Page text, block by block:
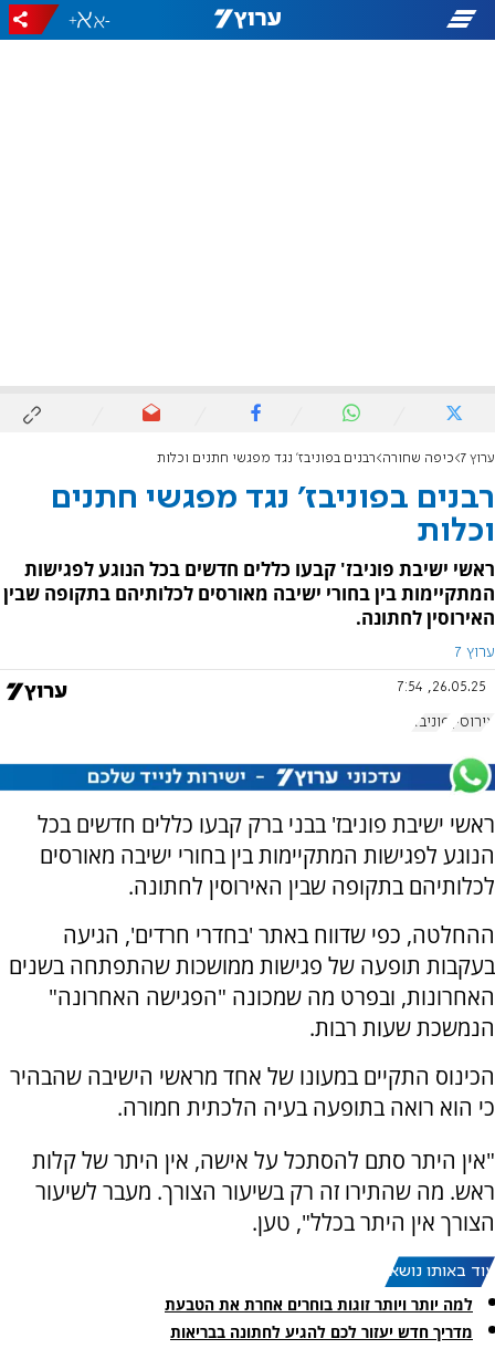
-
+
ערוץ 7 כיפה שחורה רבנים בפוניבז' נגד מפגשי חתנים וכלות
רבנים בפוניבז' נגד מפגשי חתנים
וכלות
ראשי ישיבת פוניבז' קבעו כללים חדשים בכל הנוגע לפגישות
המתקיימות בין בחורי ישיבה מאורסים לכלותיהם בתקופה שבין
האירוסין לחתונה.
ערוץ 7
26.05.25, 7:54
אירוסין פוניבז'
ראשי ישיבת פוניבז' בבני ברק קבעו כללים חדשים בכל
הנוגע לפגישות המתקיימות בין בחורי ישיבה מאורסים
לכלותיהם בתקופה שבין האירוסין לחתונה.
ההחלטה, כפי שדווח באתר 'בחדרי חרדים', הגיעה
בעקבות תופעה של פגישות ממושכות שהתפתחה בשנים
האחרונות, ובפרט מה שמכונה "הפגישה האחרונה"
הנמשכת שעות רבות.
הכינוס התקיים במעונו של אחד מראשי הישיבה שהבהיר
כי הוא רואה בתופעה בעיה הלכתית חמורה.
"אין היתר סתם להסתכל על אישה, אין היתר של קלות
ראש. מה שהתירו זה רק בשיעור הצורך. מעבר לשיעור
הצורך אין היתר בכלל", טען.
עוד באותו נושא:
למה יותר ויותר זוגות בוחרים אחרת את הטבעת
מדריך חדש יעזור לכם להגיע לחתונה בבריאות